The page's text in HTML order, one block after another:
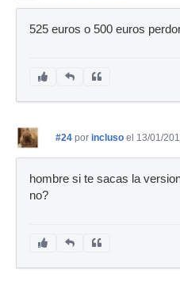
525 euros o 500 euros
#24 por incluso el 13/01/
hombre si te sacas la
no?